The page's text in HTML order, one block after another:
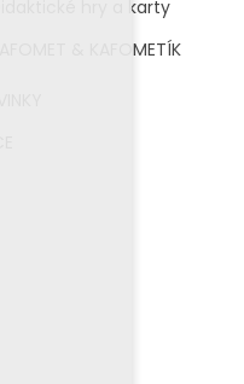
Didaktické hry a karty
KAFOMET & KAFOMETÍK